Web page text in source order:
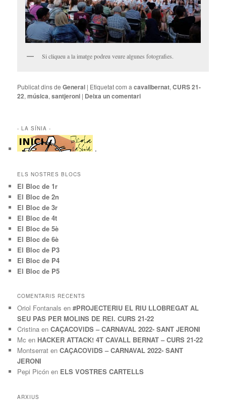
Si cliqueu a la imatge podreu veure algunes fotografies.
Publicat dins de General | Etiquetat com a cavallbernat,CURS 21-
22,música,santjeroni | Deixa un comentari
- LA SÍNIA -
.
ELS NOSTRES BLOCS
El Bloc de 1r
El Bloc de 2n
El Bloc de 3r
El Bloc de 4t
El Bloc de 5è
El Bloc de 6è
El Bloc de P3
El Bloc de P4
El Bloc de P5
COMENTARIS RECENTS
Oriol Fontanals en#PROJECTERIU EL RIU LLOBREGAT AL
SEU PAS PER MOLINS DE REI. CURS 21-22
Cristina enCAÇACOVIDS – CARNAVAL 2022- SANT JERONI
Mc en HACKER ATTACK! 4T CAVALL BERNAT – CURS 21-22
Montserrat enCAÇACOVIDS – CARNAVAL 2022- SANT
JERONI
Pepi Picón en ELS VOSTRES CARTELLS
ARXIUS